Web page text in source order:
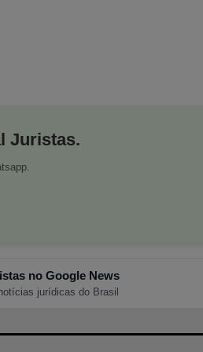
Juristas.
no Google News
jurídicas do Brasil